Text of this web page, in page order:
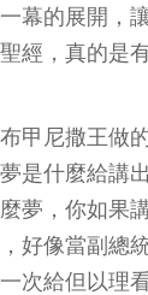
幕的展開，
經，真的是
甲尼撒王做
是什麼給講
夢，你如果
好像當副總
次給但以理